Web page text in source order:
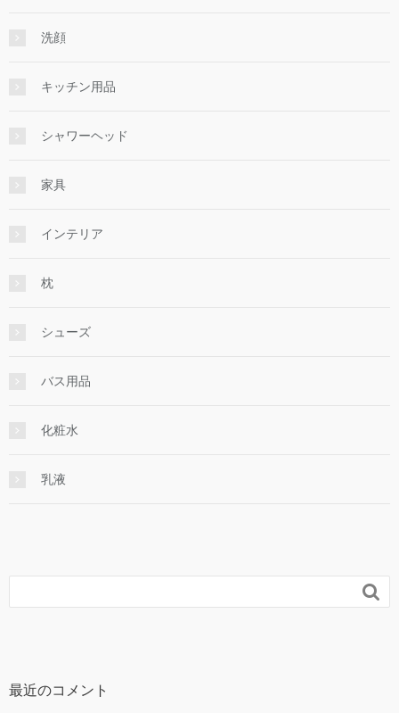
洗顔
キッチン用品
シャワーヘッド
家具
インテリア
枕
シューズ
バス用品
化粧水
乳液

最近のコメント